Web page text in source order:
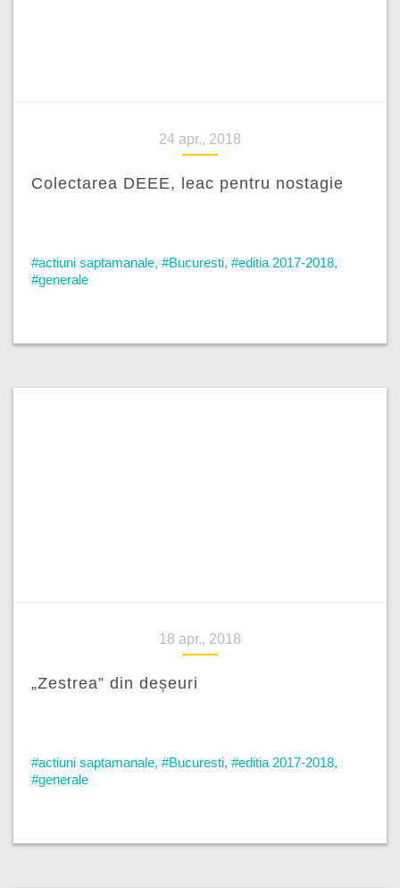
24 apr., 2018
Colectarea DEEE, leac pentru nostagie
#actiuni saptamanale, #Bucuresti, #editia 2017-2018,
#generale
18 apr., 2018
„Zestrea” din deșeuri
#actiuni saptamanale, #Bucuresti, #editia 2017-2018,
#generale